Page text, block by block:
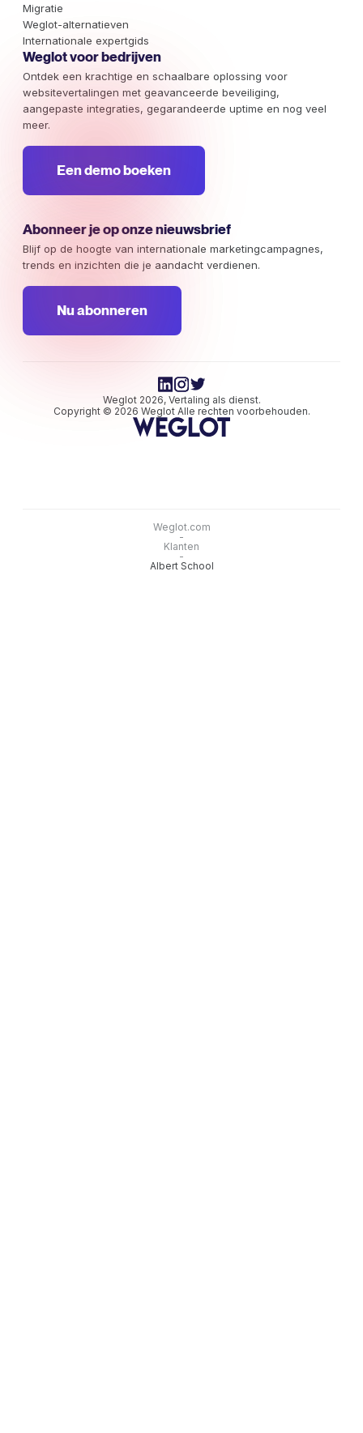
Migratie
Weglot-alternatieven
Internationale expertgids
Weglot voor bedrijven
Ontdek een krachtige en schaalbare oplossing voor
websitevertalingen met geavanceerde beveiliging,
aangepaste integraties, gegarandeerde uptime en nog veel
meer.
Een demo boeken
Abonneer je op onze nieuwsbrief
Blijf op de hoogte van internationale marketingcampagnes,
trends en inzichten die je aandacht verdienen.
Nu abonneren
Weglot 2026, Vertaling als dienst.
Copyright © 2026 Weglot Alle rechten voorbehouden.
Weglot.com
-
Klanten
-
Albert School